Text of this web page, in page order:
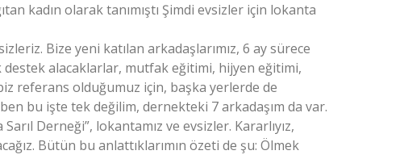
kadın olarak tanımıştı Şimdi evsizler için lokanta
Bize yeni katılan arkadaşlarımız, 6 ay sürece
destek alacaklarlar, mutfak eğitimi, hijyen eğitimi,
referans olduğumuz için, başka yerlerde de
bu işte tek değilim, dernekteki 7 arkadaşım da var.
Derneği”, lokantamız ve evsizler. Kararlıyız,
Bütün bu anlattıklarımın özeti de şu: Ölmek